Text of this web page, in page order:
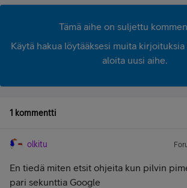
Tämä aihe on suljettu
Käytä hakua löytääksesi muita kirjoituksia
aloita uusi aihe.
1 kommentti
olkitu
En tiedä miten etsit ohjeita kun pilvin
pari sekunttia Google